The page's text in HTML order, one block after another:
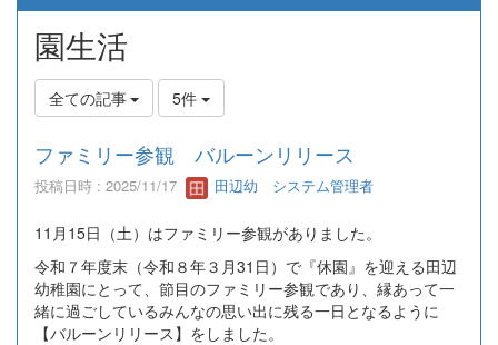
園生活
全ての記事 5件
ファミリー参観 バルーンリリース
投稿日時 : 2025/11/17 田辺幼 システム管理者
11月15日（土）はファミリー参観がありました。
令和７年度末（令和８年３月31日）で『休園』を迎える田辺
幼稚園にとって、節目のファミリー参観であり、縁あって一
緒に過ごしているみんなの思い出に残る一日となるように
【バルーンリリース】をしました。